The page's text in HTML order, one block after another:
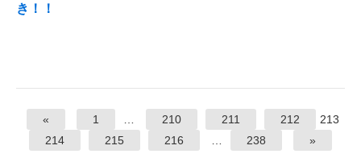
き！！
« 1 210 211 212
213
214
215 216 238 »